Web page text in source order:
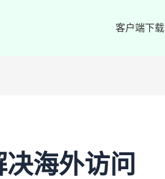
客户端下载
决海外访问